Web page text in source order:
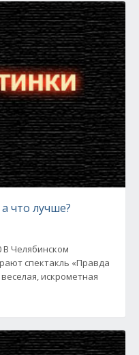
что лучше?
Челябинском
спектакль «Правда
искрометная